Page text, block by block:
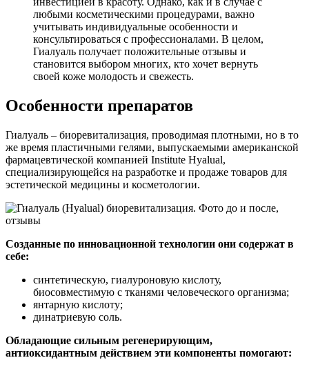
любыми косметическими процедурами, важно
учитывать индивидуальные особенности и
консультироваться с профессионалами. В целом,
Гиалуаль получает положительные отзывы и
становится выбором многих, кто хочет вернуть
своей коже молодость и свежесть.
Особенности препаратов
Гиалуаль – биоревитализация, проводимая плотными, но в то
же время пластичными гелями, выпускаемыми американской
фармацевтической компанией Institute Hyalual,
специализирующейся на разработке и продаже товаров для
эстетической медицины и косметологии.
Созданные по инновационной технологии они содержат в
себе:
синтетическую, гиалуроновую кислоту,
биосовместимую с тканями человеческого организма;
янтарную кислоту;
динатриевую соль.
Обладающие сильным регенерирующим,
антиоксидантным действием эти компоненты помогают: